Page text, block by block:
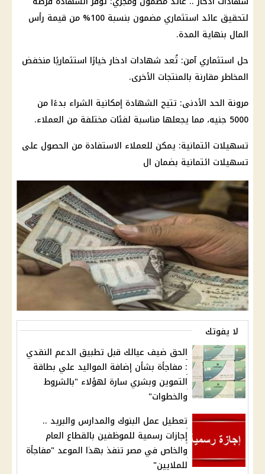
لتحقيق عائد استثماري مضمون بنسبة 100% من قيمة رأس
المال بنهاية المدة.
حل استثماري آمن: تُعد شهادات ادخارخيارًا استثماريًا منخفض
المخاطر مقارنة بالمنتجات الأخرى.
مرونة الحد الأدنى: تتيح الشهادة إمكانية الشراء بدءًا من
5000 جنيه، مما يجعلها مناسبة لفئات مختلفة من
العملاء.
تسهيلات ائتمانية: يمكن للعملاء الاستفادة من الحصول على
تسهيلات ائتمانية بضمان ال
لا يفوتك
الحق ضيف عيالك قبل تطبيق الدعم النقدي
: مفاجأة بشأن إضافة المواليد علي بطاقة
التموين وبشري سارة لهؤلاء "بالشروط
والخطوات"
تعطيل عمل البنوك والمدارس والبريد ..
إجازات رسمية للموظفين بالقطاع العام
والخاص في مصر تنفذ بهذا الموعد "مفاجأة
للملايين"